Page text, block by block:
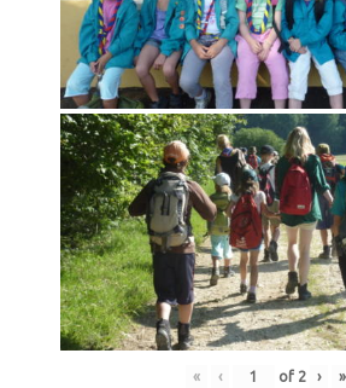
« ‹ of 2 › »